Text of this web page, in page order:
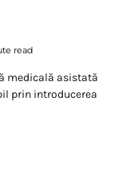
read
medicală asistată
prin introducerea